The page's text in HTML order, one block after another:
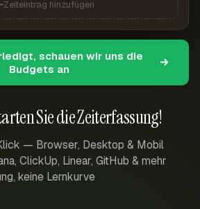
Sie die Zeiterfassung!
— Browser, Desktop & Mobil
ClickUp, Linear, GitHub & mehr
keine Lernkurve
Zeiteintrag hinzufügen
schauen wir uns die
Budgets an